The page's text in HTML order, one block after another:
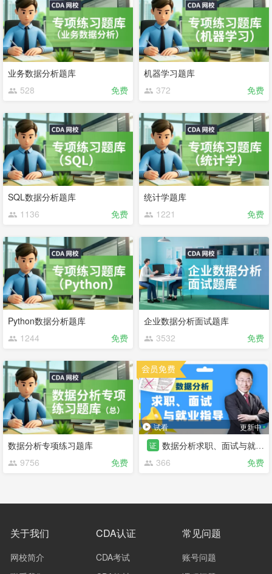
业务数据分析题库
528
免费
机器学习题库
372
免费
SQL数据分析题库
1136
免费
统计学题库
1221
免费
Python数据分析题库
1244
免费
企业数据分析面试题库
3532
免费
数据分析专项练习题库
9756
免费
试看
更新中
证 数据分析求职、面试与就业指导
366
免费
关于我们
网校简介
CDA认证
CDA考试
常见问题
账号问题